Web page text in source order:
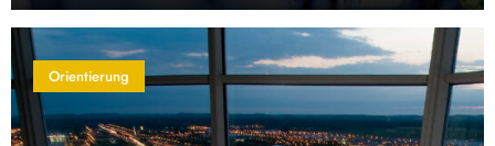
Orientierung